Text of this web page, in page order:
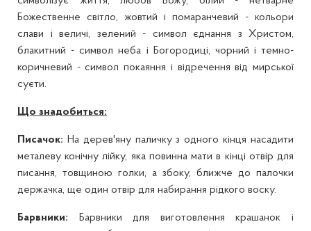
Божественне світло, жовтий і помаранчевий - кольори
слави і величі, зелений - символ єднання з Христом,
блакитний - символ неба і Богородиці, чорний і темно-
кори­чневий - символ покаяння і відречення від мирської
суєти.
Що знадобиться:
Писачок: На дерев'яну паличку з одного кінця насадити
металеву конічну лійку, яка повинна мати в кінці отвір для
писання, товщиною голки, а збоку, ближче до палочки
держачка, ще один отвір для набирання рідкого воску.
Барвники: Барвники для виготовлення крашанок і